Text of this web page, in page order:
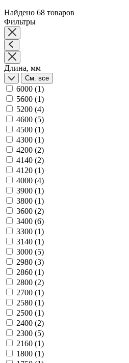
Найдено 68 товаров
Фильтры
Длина, мм
См. все
6000 (1)
5600 (1)
5200 (4)
4600 (5)
4500 (1)
4300 (1)
4200 (2)
4140 (2)
4120 (1)
4000 (4)
3900 (1)
3800 (1)
3600 (2)
3400 (6)
3300 (1)
3140 (1)
3000 (5)
2980 (3)
2860 (1)
2800 (2)
2700 (1)
2580 (1)
2500 (1)
2400 (2)
2300 (5)
2160 (1)
1800 (1)